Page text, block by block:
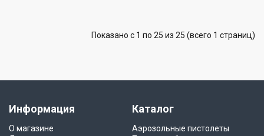
Показано с 1 по 25 из 25 (всего 1 страниц)
Информация
О магазине
Каталог
Аэрозольные пистолеты